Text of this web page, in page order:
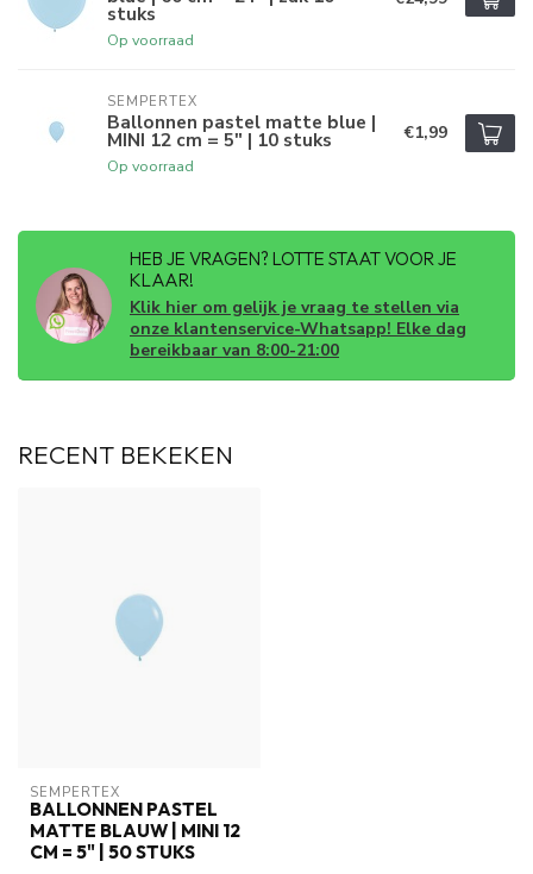
stuks
Op voorraad
SEMPERTEX
Ballonnen pastel matte blue |
MINI 12 cm = 5" | 10 stuks
Op voorraad
€1,99
HEB JE VRAGEN? LOTTE STAAT VOOR JE
KLAAR!
Klik hier om gelijk je vraag te stellen via
onze klantenservice-Whatsapp! Elke dag
bereikbaar van 8:00-21:00
RECENT BEKEKEN
SEMPERTEX
BALLONNEN PASTEL
MATTE BLAUW | MINI 12
CM = 5" | 50 STUKS